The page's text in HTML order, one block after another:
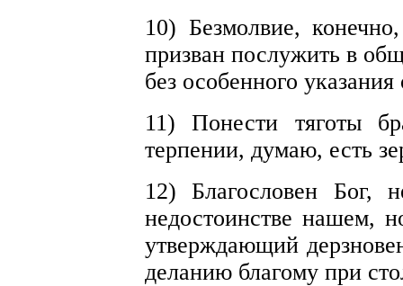
10) Безмолвие,
призван послужить в
без особенного
11) Понести тяготы
терпении, думаю, есть
12) Благословен Бог,
недостоинстве нашем,
утверждающий
деланию благому при